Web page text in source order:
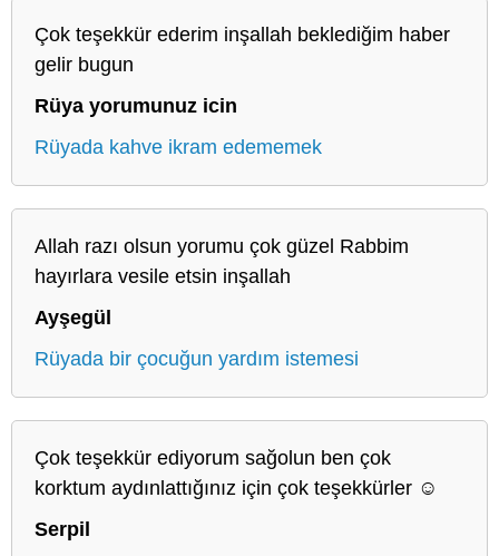
Çok teşekkür ederim inşallah beklediğim haber
gelir bugun
Rüya yorumunuz icin
Rüyada kahve ikram edememek
Allah razı olsun yorumu çok güzel Rabbim
hayırlara vesile etsin inşallah
Ayşegül
Rüyada bir çocuğun yardım istemesi
Çok teşekkür ediyorum sağolun ben çok
korktum aydınlattığınız için çok teşekkürler ☺️
Serpil